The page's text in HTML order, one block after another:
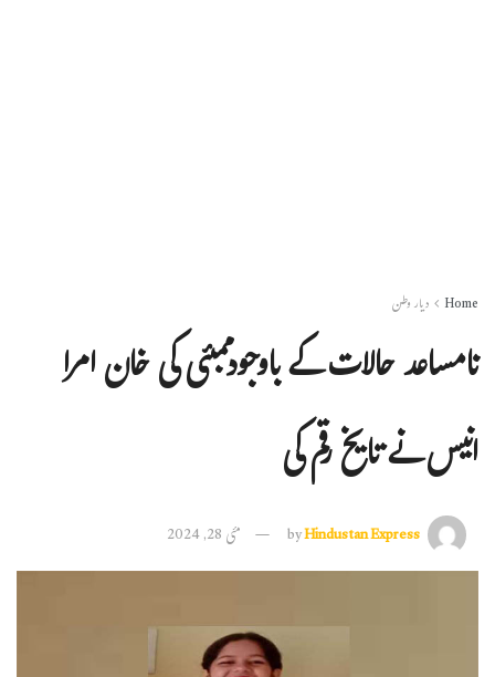
Home دیار وطن
نامساعد حالات کے باوجودممبئی کی خان امرا
انیس نے تایخ رقم کی
byHindustan Express مئی 28, 2024